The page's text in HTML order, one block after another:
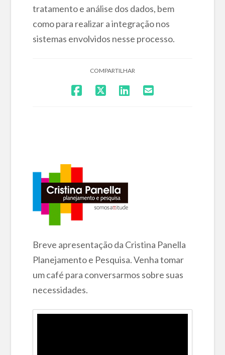
tratamento e análise dos dados, bem
como para realizar a integração nos
sistemas envolvidos nesse processo.
COMPARTILHAR
Breve apresentação da Cristina Panella
Planejamento e Pesquisa. Venha tomar
um café para conversarmos sobre suas
necessidades.